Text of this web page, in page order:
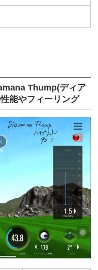
Thump(ディア
能やフィーリング